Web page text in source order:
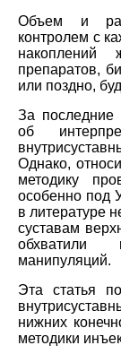
Объем и
контролем с
накоплений
препаратов,
или поздно,
За последние
об
Однако,
методику
особенно под
в литературе
суставам
обхватили
манипуляций.
Эта статья
нижних
методики